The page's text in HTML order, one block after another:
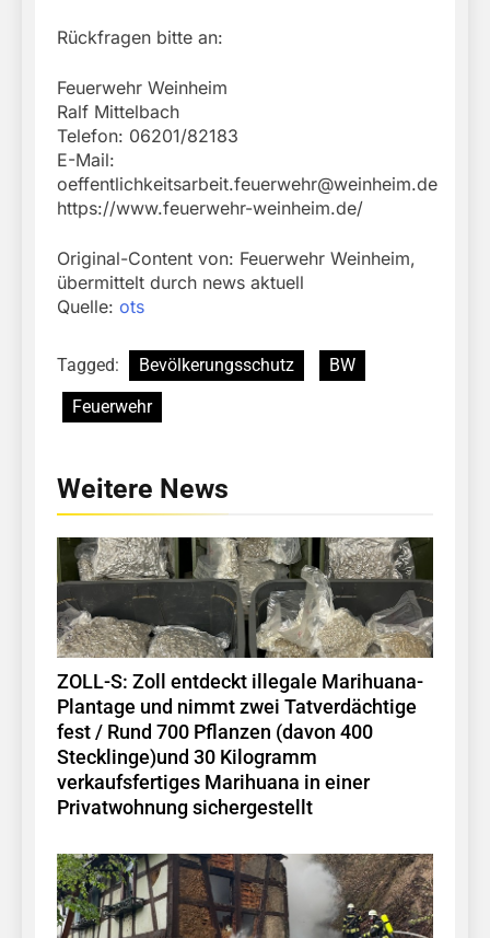
Rückfragen bitte an:
Feuerwehr Weinheim
Ralf Mittelbach
Telefon: 06201/82183
E-Mail:
oeffentlichkeitsarbeit.feuerwehr@weinheim.de
https://www.feuerwehr-weinheim.de/
Original-Content von: Feuerwehr Weinheim,
übermittelt durch news aktuell
Quelle: ots
Tagged: Bevölkerungsschutz
BW
Feuerwehr
Weitere News
ZOLL-S: Zoll entdeckt illegale Marihuana-
Plantage und nimmt zwei Tatverdächtige
fest / Rund 700 Pflanzen (davon 400
Stecklinge)und 30 Kilogramm
verkaufsfertiges Marihuana in einer
Privatwohnung sichergestellt